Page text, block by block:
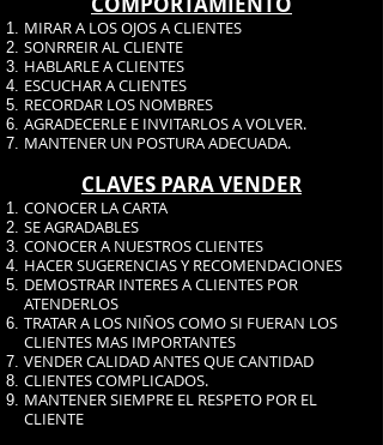
MIRAR A LOS OJOS A CLIENTES
SONRREIR AL CLIENTE
HABLARLE A CLIENTES
ESCUCHAR A CLIENTES
RECORDAR LOS NOMBRES
AGRADECERLE E INVITARLOS A VOLVER.
MANTENER UN POSTURA ADECUADA.
CLAVES PARA VENDER
CONOCER LA CARTA
SE AGRADABLES
CONOCER A NUESTROS CLIENTES
HACER SUGERENCIAS Y RECOMENDACIONES
DEMOSTRAR INTERES A CLIENTES POR
ATENDERLOS
TRATAR A LOS NIÑOS COMO SI FUERAN LOS
CLIENTES MAS IMPORTANTES
VENDER CALIDAD ANTES QUE CANTIDAD
CLIENTES COMPLICADOS.
MANTENER SIEMPRE EL RESPETO POR EL
CLIENTE